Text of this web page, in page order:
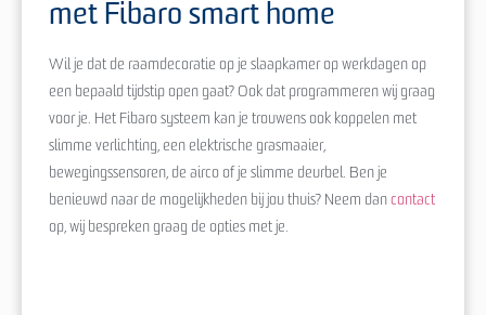
met Fibaro smart home
Wil je dat de raamdecoratie op je slaapkamer op werkdagen op
een bepaald tijdstip open gaat? Ook dat programmeren wij graag
voor je. Het Fibaro systeem kan je trouwens ook koppelen met
slimme verlichting, een elektrische grasmaaier,
bewegingssensoren, de airco of je slimme deurbel. Ben je
benieuwd naar de mogelijkheden bij jou thuis? Neem dan contact
op, wij bespreken graag de opties met je.